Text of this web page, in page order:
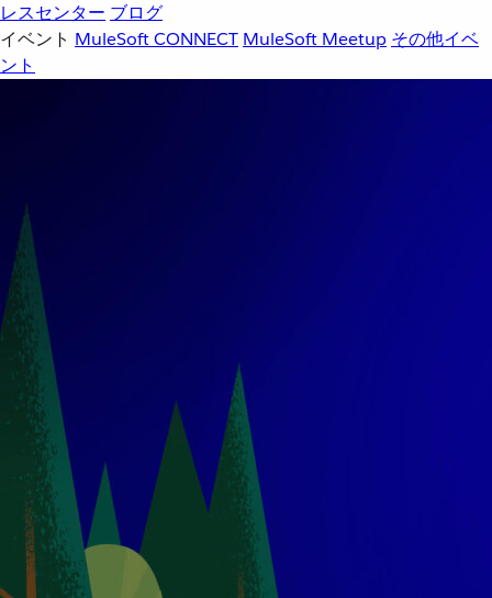
レスセンター ブログ
イベント MuleSoft CONNECT MuleSoft Meetup その他イベ
ント